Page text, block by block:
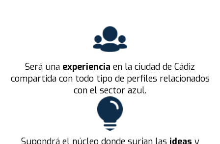
Será una experiencia en la ciudad de Cádiz
compartida con todo tipo de perfiles relacionados
con el sector azul.
Supondrá el núcleo donde surjan las ideas y